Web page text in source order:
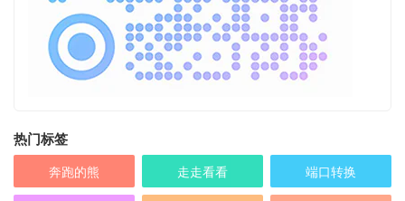
热门标签
奔跑的熊 走走看看 端口转换